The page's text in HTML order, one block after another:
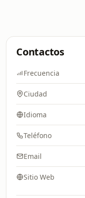
Contactos
Frecuencia
Ciudad
Idioma
Teléfono
Email
Sitio Web